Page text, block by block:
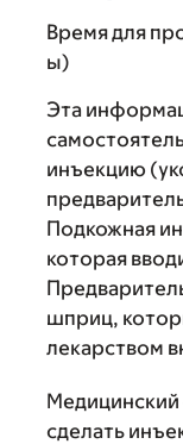
Время для
ы)
Эта
инъекцию
Подкожная
которая
шприц,
лекарством
Медицинский
сделать